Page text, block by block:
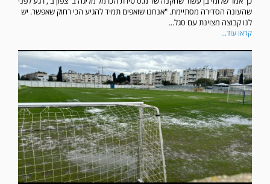
שהעונה הסדירה מסתיימת. "אנחנו שואפים תמיד להגיע הכי רחוק שאפשר. יש
לנו קבוצה מצוינת עם סגל...
קראו עוד...